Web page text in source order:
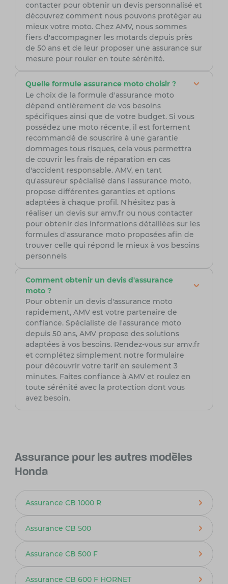
contacter pour obtenir un devis personnalisé et
découvrez comment nous pouvons protéger au
mieux votre moto. Chez AMV, nous sommes
fiers d'accompagner les motards depuis près
de 50 ans et de leur proposer une assurance sur
mesure pour rouler en toute sérénité.
Quelle formule assurance moto choisir ?
Le choix de la formule d'assurance moto
dépend entièrement de vos besoins
spécifiques ainsi que de votre budget. Si vous
possédez une moto récente, il est fortement
recommandé de souscrire à une garantie
dommages tous risques, cela vous permettra
de couvrir les frais de réparation en cas
d'accident responsable. AMV, en tant
qu'assureur spécialisé dans l'assurance moto,
propose différentes garanties et options
adaptées à chaque profil. N'hésitez pas à
réaliser un devis sur amv.fr ou nous contacter
pour obtenir des informations détaillées sur les
formules d'assurance moto proposées afin de
trouver celle qui répond le mieux à vos besoins
personnels
Comment obtenir un devis d'assurance
moto ?
Pour obtenir un devis d'assurance moto
rapidement, AMV est votre partenaire de
confiance. Spécialiste de l'assurance moto
depuis 50 ans, AMV propose des solutions
adaptées à vos besoins. Rendez-vous sur amv.fr
et complétez simplement notre formulaire
pour découvrir votre tarif en seulement 3
minutes. Faites confiance à AMV et roulez en
toute sérénité avec la protection dont vous
avez besoin.
Assurance pour les autres modèles
Honda
Assurance CB 1000 R
Assurance CB 500
Assurance CB 500 F
Assurance CB 600 F HORNET